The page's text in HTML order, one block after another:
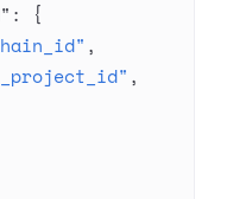
: {
,
,